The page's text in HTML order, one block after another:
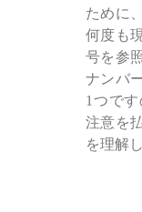
ために
何度も
号を参
ナンバ
1つで
注意を
を理解